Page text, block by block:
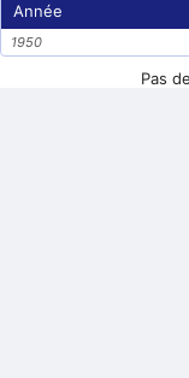
Année
1950
Pas